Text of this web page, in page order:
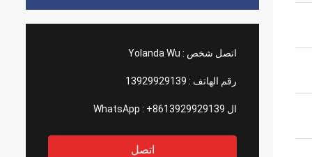
اتصل شخص : Yolanda Wu
رقم الهاتف : 13929929139
ال WhatsApp : +8613929929139
اتصل